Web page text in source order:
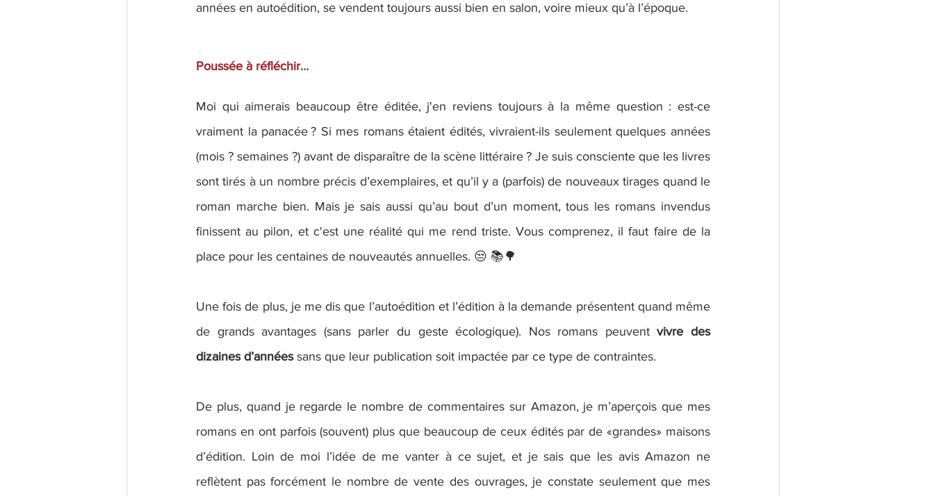
années en autoédition, se vendent toujours aussi bien en salon, voire mieux qu’à l’époque.
Poussée à réfléchir…
Moi qui aimerais beaucoup être éditée, j'en reviens toujours à la même question : est-ce
vraiment la panacée ? Si mes romans étaient édités, vivraient-ils seulement quelques années
(mois ? semaines ?) avant de disparaître de la scène littéraire ? Je suis consciente que les livres
sont tirés à un nombre précis d’exemplaires, et qu’il y a (parfois) de nouveaux tirages quand le
roman marche bien. Mais je sais aussi qu’au bout d’un moment, tous les romans invendus
finissent au pilon, et c'est une réalité qui me rend triste. Vous comprenez, il faut faire de la
place pour les centaines de nouveautés annuelles. 😒 📚🌳
Une fois de plus, je me dis que l’autoédition et l’édition à la demande présentent quand même
de grands avantages (sans parler du geste écologique). Nos romans peuvent vivre des
dizaines d’années sans que leur publication soit impactée par ce type de contraintes.
De plus, quand je regarde le nombre de commentaires sur Amazon, je m’aperçois que mes
romans en ont parfois (souvent) plus que beaucoup de ceux édités par de «grandes» maisons
d’édition. Loin de moi l’idée de me vanter à ce sujet, et je sais que les avis Amazon ne
reflètent pas forcément le nombre de vente des ouvrages, je constate seulement que mes